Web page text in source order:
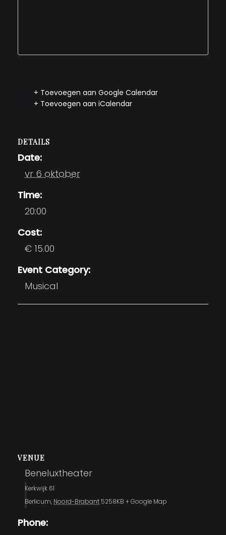
+ Toevoegen aan Google Calendar
+ Toevoegen aan iCalendar
DETAILS
Date:
vr 6 oktober
Time:
20:00
Cost:
€ 15.00
Event Category:
Musical
VENUE
Beneluxtheater
Kerkwijk 61
Berlicum, Noord-Brabant 5258KB + Google Map
Phone: